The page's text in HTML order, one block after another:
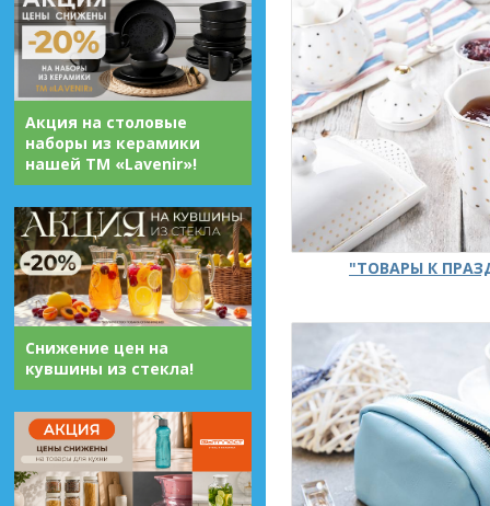
Акция на столовые
наборы из керамики
нашей ТМ «Lavenir»!
Снижение цен на
кувшины из стекла!
"ТОВАРЫ К